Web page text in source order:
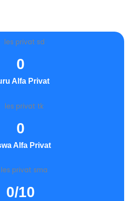
Alfa Privat
0
Alfa Privat
0
0/10